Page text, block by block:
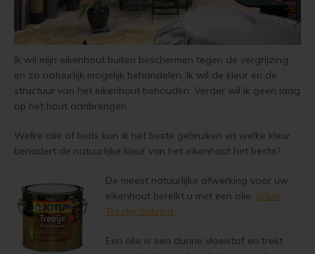
Vloerlak
Vloerolie
Muurverf
Primers
Houten huis verven
Houten huis wit verven
Tuinhuis behandelen
Tuinhuis beitsen
Tuinhuis verven
Woonboot behandelen
Douglas white wash
Douglas hout impregneren en beitsen
Eikenhout impregneren en beitsen
Zweedse woning schilderen
Blokhut beitsen
Jotun
Jotun Panellakk Kleuren
Jotun NCS Kleurenwaaier
Jotun RAL Kleurenwaaier
Sikkens Authentieke Kleuren
Sikkens 3031 - 4041 kleuren
Jotun oude kleuren
Jotun
Jotun
Trebitt Oljebeis
Trebitt Matt Oljebeis
Trebitt Woodcare
Trestjerner Gulvmaling
Primadekk 02
Oxan
Reclameren
Retour
Veel Gestelde Vragen
Garantie, Privacy & Cookie Voorwaarden
Ik wil mijn eikenhout buiten beschermen tegen de vergrijzing
en zo natuurlijk mogelijk behandelen. Ik wil de kleur en de
structuur van het eikenhout behouden. Verder wil ik geen laag
op het hout aanbrengen.
Welke olie of beits kan ik het beste gebruiken en welke kleur
benadert de natuurlijke kleur van het eikenhout het beste?
De meest natuurlijke afwerking voor uw
eikenhout bereikt u met een olie: Jotun
Treolje Solvent.
Een olie is een dunne vloeistof en trekt